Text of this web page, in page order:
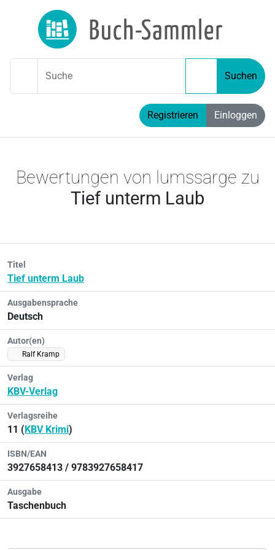
Suche Suchen
Registrieren Einloggen
Bewertungen von lumssarge zu
Tief unterm Laub
Titel
Tief unterm Laub
Ausgabensprache
Deutsch
Autor(en)
Ralf Kramp
Verlag
KBV-Verlag
Verlagsreihe
11 (KBV Krimi)
ISBN/EAN
3927658413 / 9783927658417
Ausgabe
Taschenbuch